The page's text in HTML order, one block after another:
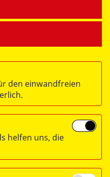
den einwandfreien
helfen uns, die